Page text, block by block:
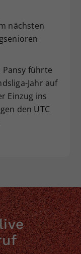
nächsten
führte
Jahr auf
Einzug ins
den UTC